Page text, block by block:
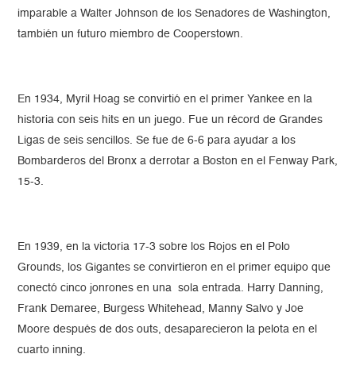
imparable a Walter Johnson de los Senadores de Washington,
también un futuro miembro de Cooperstown.
En 1934, Myril Hoag se convirtió en el primer Yankee en la
historia con seis hits en un juego. Fue un récord de Grandes
Ligas de seis sencillos. Se fue de 6-6 para ayudar a los
Bombarderos del Bronx a derrotar a Boston en el Fenway Park,
15-3.
En 1939, en la victoria 17-3 sobre los Rojos en el Polo
Grounds, los Gigantes se convirtieron en el primer equipo que
conectó cinco jonrones en una sola entrada. Harry Danning,
Frank Demaree, Burgess Whitehead, Manny Salvo y Joe
Moore después de dos outs, desaparecieron la pelota en el
cuarto inning.